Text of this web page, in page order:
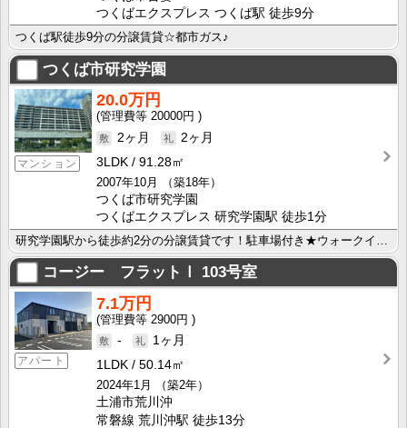
つくばエクスプレス つくば駅 徒歩9分
つくば駅徒歩9分の分譲賃貸☆都市ガス♪
つくば市研究学園
マンション
20.0万円
20000円
2ヶ月
2ヶ月
3LDK
91.28㎡
2007年10月
（築18年）
つくば市研究学園
つくばエクスプレス 研究学園駅 徒歩1分
コージー フラットⅠ 103号室
アパート
7.1万円
2900円
-
1ヶ月
1LDK
50.14㎡
2024年1月
（築2年）
土浦市荒川沖
常磐線 荒川沖駅 徒歩13分